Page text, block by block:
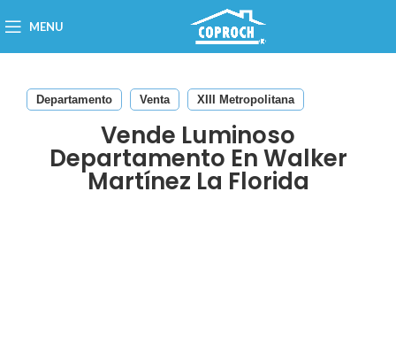
MENU
Departamento Venta XIII Metropolitana
Vende Luminoso
Departamento En Walker
Martínez La Florida